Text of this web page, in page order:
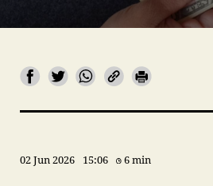
02 Jun 2026 15:06 6 min